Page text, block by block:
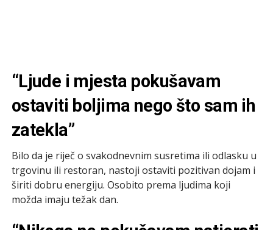
“Ljude i mjesta pokušavam
ostaviti boljima nego što sam ih
zatekla”
Bilo da je riječ o svakodnevnim susretima ili odlasku u
trgovinu ili restoran, nastoji ostaviti pozitivan dojam i
širiti dobru energiju. Osobito prema ljudima koji
možda imaju težak dan.